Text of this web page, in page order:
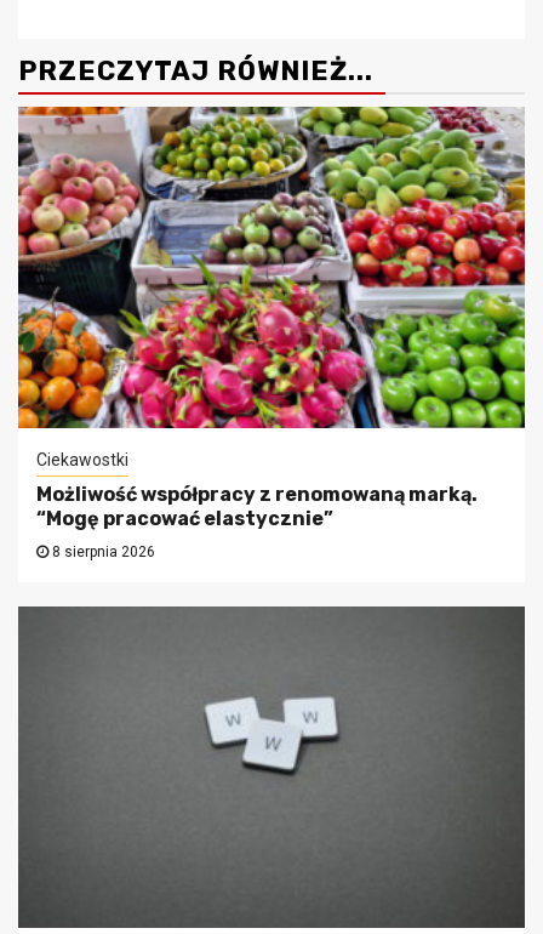
PRZECZYTAJ RÓWNIEŻ...
Ciekawostki
Możliwość współpracy z renomowaną marką.
“Mogę pracować elastycznie”
8 sierpnia 2026